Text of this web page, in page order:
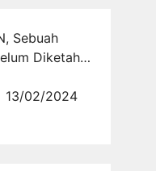
Sebuah
Diketahui
13/02/2024